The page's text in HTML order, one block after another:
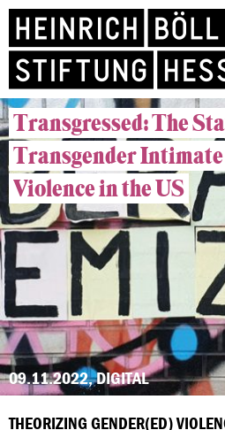
Transgressed: The
Transgender
Violence in the US
09.11.2022, DIGITAL
THEORIZING GENDER(ED)